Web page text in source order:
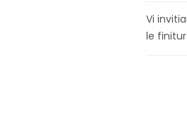
Vi
le